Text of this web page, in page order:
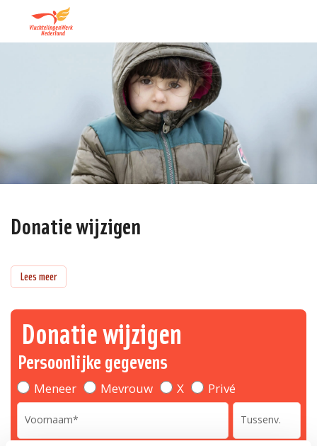
Donatie wijzigen
Lees meer
Donatie wijzigen
Persoonlijke gegevens
Meneer Mevrouw X Privé